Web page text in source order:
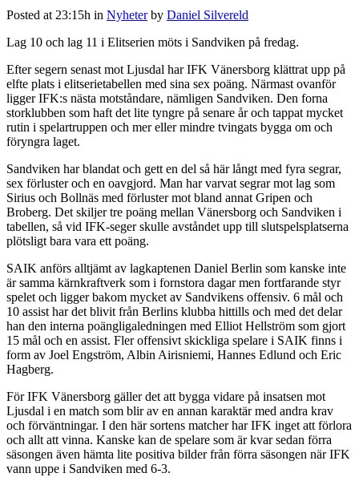
Posted at 23:15h in Nyheter by Daniel Silvereld
Lag 10 och lag 11 i Elitserien möts i Sandviken på fredag.
Efter segern senast mot Ljusdal har IFK Vänersborg klättrat upp på
elfte plats i elitserietabellen med sina sex poäng. Närmast ovanför
ligger IFK:s nästa motståndare, nämligen Sandviken. Den forna
storklubben som haft det lite tyngre på senare år och tappat mycket
rutin i spelartruppen och mer eller mindre tvingats bygga om och
föryngra laget.
Sandviken har blandat och gett en del så här långt med fyra segrar,
sex förluster och en oavgjord. Man har varvat segrar mot lag som
Sirius och Bollnäs med förluster mot bland annat Gripen och
Broberg. Det skiljer tre poäng mellan Vänersborg och Sandviken i
tabellen, så vid IFK-seger skulle avståndet upp till slutspelsplatserna
plötsligt bara vara ett poäng.
SAIK anförs alltjämt av lagkaptenen Daniel Berlin som kanske inte
är samma kärnkraftverk som i fornstora dagar men fortfarande styr
spelet och ligger bakom mycket av Sandvikens offensiv. 6 mål och
10 assist har det blivit från Berlins klubba hittills och med det delar
han den interna poängligaledningen med Elliot Hellström som gjort
15 mål och en assist. Fler offensivt skickliga spelare i SAIK finns i
form av Joel Engström, Albin Airisniemi, Hannes Edlund och Eric
Hagberg.
För IFK Vänersborg gäller det att bygga vidare på insatsen mot
Ljusdal i en match som blir av en annan karaktär med andra krav
och förväntningar. I den här sortens matcher har IFK inget att förlora
och allt att vinna. Kanske kan de spelare som är kvar sedan förra
säsongen även hämta lite positiva bilder från förra säsongen när IFK
vann uppe i Sandviken med 6-3.